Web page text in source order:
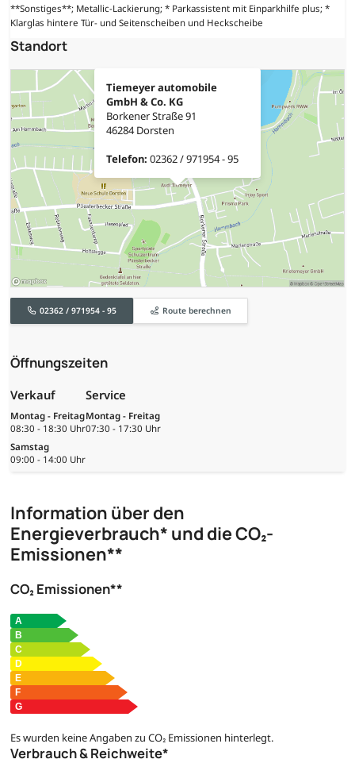
**Sonstiges**; Metallic-Lackierung; * Parkassistent mit Einparkhilfe plus; *
Klarglas hintere Tür- und Seitenscheiben und Heckscheibe
Standort
Tiemeyer automobile
GmbH & Co. KG
Borkener Straße 91
46284 Dorsten
Telefon: 02362 / 971954 - 95
02362 / 971954 - 95 Route berechnen
Öffnungszeiten
Verkauf
Montag - Freitag
08:30 - 18:30 Uhr
Samstag
09:00 - 14:00 Uhr
Service
Montag - Freitag
07:30 - 17:30 Uhr
Information über den
Energieverbrauch* und die CO₂-
Emissionen**
CO₂ Emissionen**
Es wurden keine Angaben zu CO₂ Emissionen hinterlegt.
Verbrauch & Reichweite*